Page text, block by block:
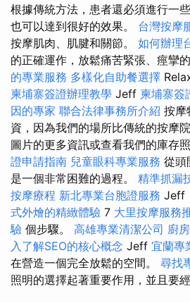
根據傳統方法，患者還必須進行一
也可以達到很好的效果。 台灣按摩
按摩肌肉、肌腱和關節。 如何辦理
的正確運作，放鬆痛苦緊張、痙攣
的專業服務 多樣化自助餐選擇
柬埔寨簽證辦理教學 Jeff 柬埔寨簽
因的專家 聯合法律事務所介紹 按摩
資，因為我們的場所比傳統的按摩
圖片的更多資訊或查看我們的庫存
證申請指南 兒童眼科專業服務 從頭
是一個非常困難的過程。 精準抓漏
按摩療程 新北專業台胞證服務 Jeff
式外燴的精緻體驗 7 大里按摩服務
驗 個步驟。 高雄專業清潔公司 廚
入了解SEO的核心概念 Jeff 宜蘭專
在營造一個完全放鬆的空間。 尋找
照明的選擇起著重要作用，並且要